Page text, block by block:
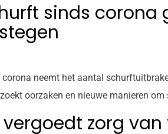
sinds corona
neemt het aantal
oorzaken en nieuwe manieren
vergoedt zorg